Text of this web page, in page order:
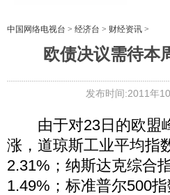
中国网络电视台 > 经济台 > 财经资讯 >
欧债决议需待本
发布时间:2011年
由于对23日的欧盟峰
涨，道琼斯工业平均指
2.31%；纳斯达克综合
1.49%；标准普尔500